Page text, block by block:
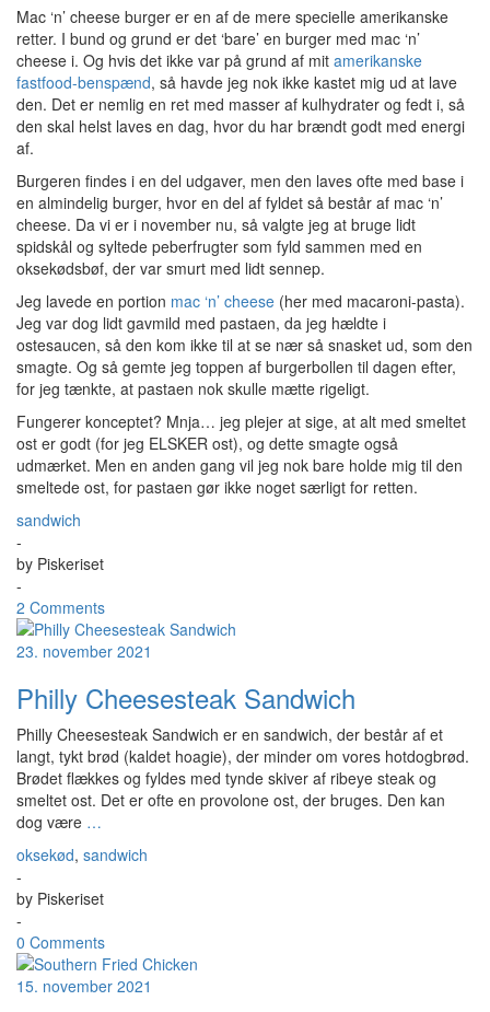
Mac ‘n’ cheese burger er en af de mere specielle amerikanske
retter. I bund og grund er det ‘bare’ en burger med mac ‘n’
cheese i. Og hvis det ikke var på grund af mit amerikanske
fastfood-benspænd, så havde jeg nok ikke kastet mig ud at lave
den. Det er nemlig en ret med masser af kulhydrater og fedt i, så
den skal helst laves en dag, hvor du har brændt godt med energi
af.
Burgeren findes i en del udgaver, men den laves ofte med base i
en almindelig burger, hvor en del af fyldet så består af mac ‘n’
cheese. Da vi er i november nu, så valgte jeg at bruge lidt
spidskål og syltede peberfrugter som fyld sammen med en
oksekødsbøf, der var smurt med lidt sennep.
Jeg lavede en portion mac ‘n’ cheese (her med macaroni-pasta).
Jeg var dog lidt gavmild med pastaen, da jeg hældte i
ostesaucen, så den kom ikke til at se nær så snasket ud, som den
smagte. Og så gemte jeg toppen af burgerbollen til dagen efter,
for jeg tænkte, at pastaen nok skulle mætte rigeligt.
Fungerer konceptet? Mnja… jeg plejer at sige, at alt med smeltet
ost er godt (for jeg ELSKER ost), og dette smagte også
udmærket. Men en anden gang vil jeg nok bare holde mig til den
smeltede ost, for pastaen gør ikke noget særligt for retten.
sandwich
-
by Piskeriset
-
2 Comments
23. november 2021
Philly Cheesesteak Sandwich
Philly Cheesesteak Sandwich er en sandwich, der består af et
langt, tykt brød (kaldet hoagie), der minder om vores hotdogbrød.
Brødet flækkes og fyldes med tynde skiver af ribeye steak og
smeltet ost. Det er ofte en provolone ost, der bruges. Den kan
dog være …
oksekød, sandwich
-
by Piskeriset
-
0 Comments
15. november 2021